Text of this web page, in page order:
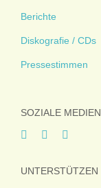
Berichte
Diskografie / CDs
Pressestimmen
SOZIALE MEDIEN
UNTERSTÜTZEN